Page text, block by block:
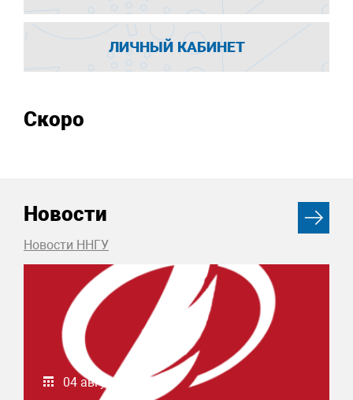
ЛИЧНЫЙ КАБИНЕТ
Скоро
Новости
Новости ННГУ
04 августа 2026